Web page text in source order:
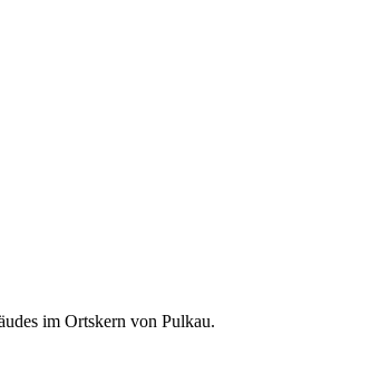
im Ortskern von Pulkau.